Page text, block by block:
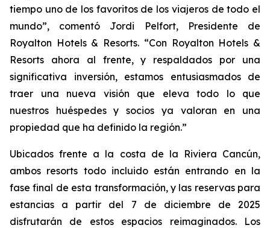
tiempo uno de los favoritos de los viajeros de todo el
mundo”, comentó Jordi Pelfort, Presidente de
Royalton Hotels & Resorts. “Con Royalton Hotels &
Resorts ahora al frente, y respaldados por una
significativa inversión, estamos entusiasmados de
traer una nueva visión que eleva todo lo que
nuestros huéspedes y socios ya valoran en una
propiedad que ha definido la región.”
Ubicados frente a la costa de la Riviera Cancún,
ambos resorts todo incluido están entrando en la
fase final de esta transformación, y las reservas para
estancias a partir del 7 de diciembre de 2025
disfrutarán de estos espacios reimaginados. Los